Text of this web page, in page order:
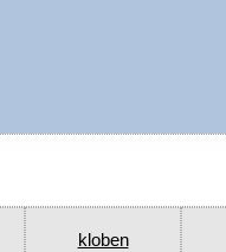
kloben